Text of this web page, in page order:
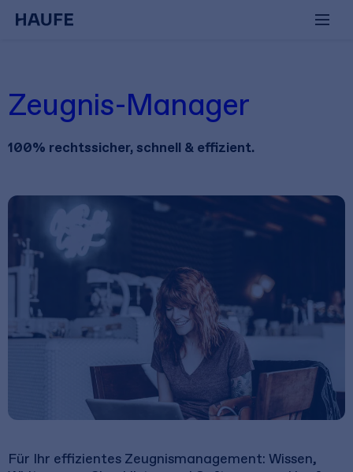
Zeugnis-Manager
100% rechtssicher, schnell & effizient.
Für Ihr effizientes Zeugnismanagement: Wissen,